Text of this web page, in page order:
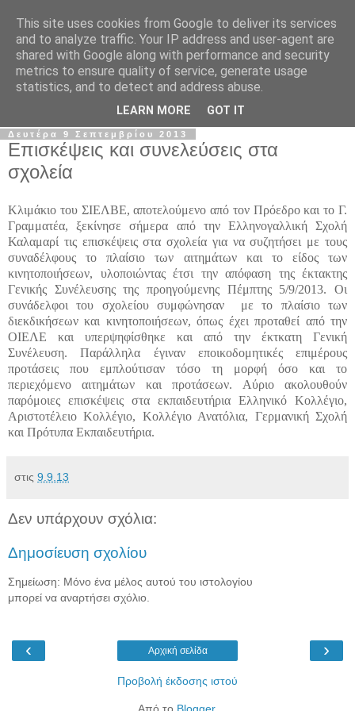
Σ.Ι.Ε.Λ.Β.Ε.
Ο επίσημος ιστότοπος του Συλλόγου Ιδιωτικών
Εκπαιδευτικών Λειτουργών Βόρειας Ελλάδας
Δευτέρα 9 Σεπτεμβρίου 2013
Επισκέψεις και συνελεύσεις στα
σχολεία
Κλιμάκιο του ΣΙΕΛΒΕ, αποτελούμενο από τον Πρόεδρο και το Γ.
Γραμματέα, ξεκίνησε σήμερα από την Ελληνογαλλική Σχολή
Καλαμαρί τις επισκέψεις στα σχολεία για να συζητήσει με τους
συναδέλφους το πλαίσιο των αιτημάτων και το είδος των
κινητοποιήσεων, υλοποιώντας έτσι την απόφαση της έκτακτης
Γενικής Συνέλευσης της προηγούμενης Πέμπτης 5/9/2013. Οι
συνάδελφοι του σχολείου συμφώνησαν με το πλαίσιο των
διεκδικήσεων και κινητοποιήσεων, όπως έχει προταθεί από την
ΟΙΕΛΕ και υπερψηφίσθηκε και από την έκτκατη Γενική
Συνέλευση. Παράλληλα έγιναν εποικοδομητικές επιμέρους
προτάσεις που εμπλούτισαν τόσο τη μορφή όσο και το
περιεχόμενο αιτημάτων και προτάσεων. Αύριο ακολουθούν
παρόμοιες επισκέψεις στα εκπαιδευτήρια Ελληνικό Κολλέγιο,
Αριστοτέλειο Κολλέγιο, Κολλέγιο Ανατόλια, Γερμανική Σχολή
και Πρότυπα Εκπαιδευτήρια.
στις 9.9.13
Δεν υπάρχουν σχόλια:
Δημοσίευση σχολίου
Σημείωση: Μόνο ένα μέλος αυτού του ιστολογίου
μπορεί να αναρτήσει σχόλιο.
‹ ›
Αρχική σελίδα
Προβολή έκδοσης ιστού
This site uses cookies from Google to deliver its services
and to analyze traffic. Your IP address and user-agent are
shared with Google along with performance and security
metrics to ensure quality of service, generate usage
statistics, and to detect and address abuse.
LEARN MORE GOT IT